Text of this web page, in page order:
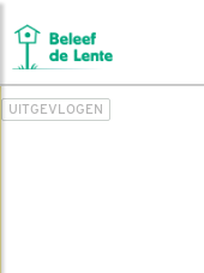
UITGEVLOGEN